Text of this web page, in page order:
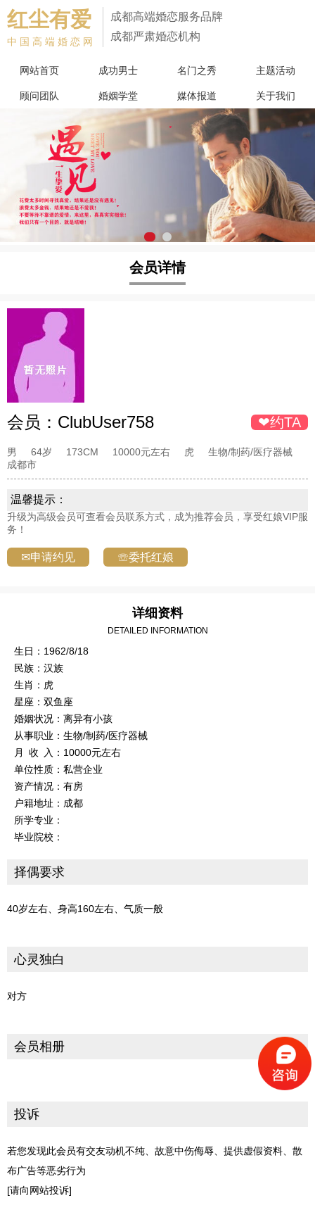
红尘有爱
中国高端婚恋网
成都高端婚恋服务品牌
成都严肃婚恋机构
网站首页 成功男士 名门之秀 主题活动
顾问团队 婚姻学堂 媒体报道 关于我们
会员详情
会员： ClubUser758 ❤约TA
男 64岁 173CM 10000元左右 虎
生物/制药/医疗器械
成都市
温馨提示：
升级为高级会员可查看会员联系方式，成为推荐会员，享受红娘VIP服
务！
✉申请约见 ☏委托红娘
详细资料
DETAILED INFORMATION
生日：1962/8/18
民族：汉族
生肖：虎
星座：双鱼座
婚姻状况：离异有小孩
从事职业：生物/制药/医疗器械
月 收 入：10000元左右
单位性质：私营企业
资产情况：有房
户籍地址：成都
所学专业：
毕业院校：
择偶要求
40岁左右、身高160左右、气质一般
心灵独白
对方
会员相册
投诉
若您发现此会员有交友动机不纯、故意中伤侮辱、提供虚假资料、散
布广告等恶劣行为
[请向网站投诉]